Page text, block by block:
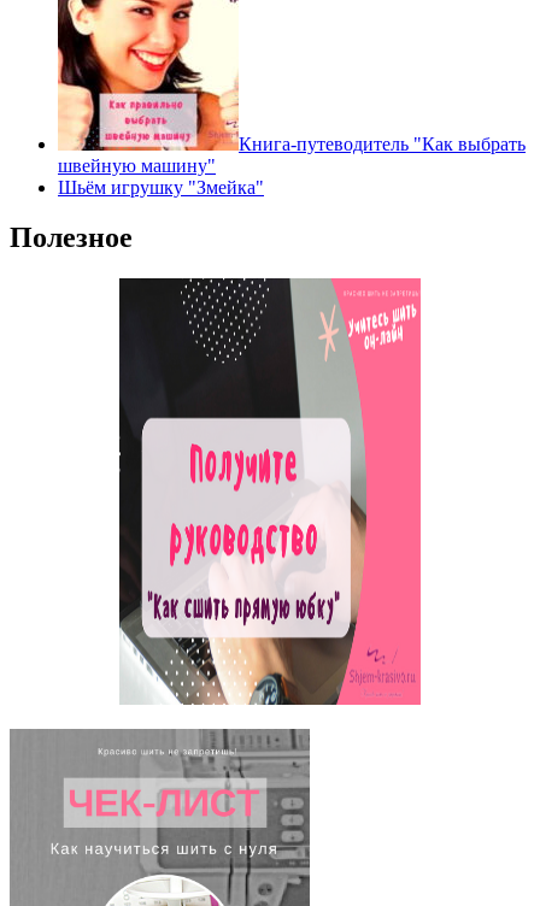
Книга-путеводитель "Как выбрать
швейную машину"
Шьём игрушку "Змейка"
Полезное